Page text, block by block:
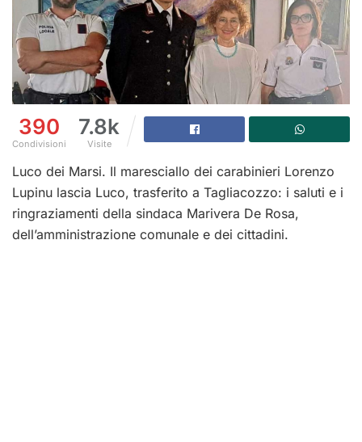
390
Condivisioni
7.8k
Visite
Luco dei Marsi. Il maresciallo dei carabinieri Lorenzo
Lupinu lascia Luco, trasferito a Tagliacozzo: i saluti e i
ringraziamenti della sindaca Marivera De Rosa,
dell’amministrazione comunale e dei cittadini.